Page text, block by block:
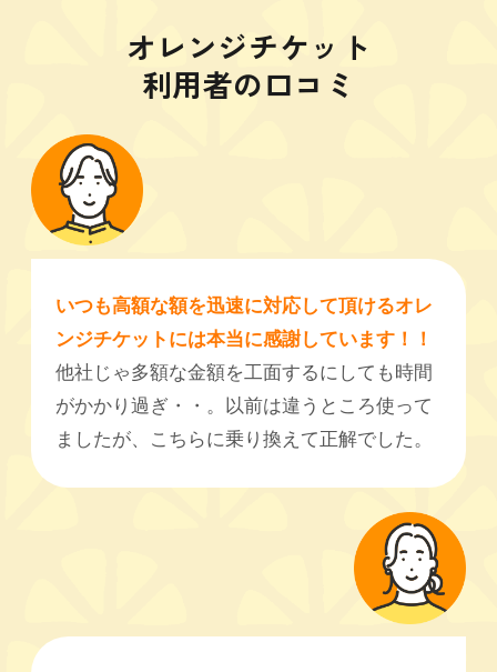
オレンジチケット
利用者の口コミ
いつも高額な額を迅速に対応して頂けるオレ
ンジチケットには本当に感謝しています！！
他社じゃ多額な金額を工面するにしても時間
がかかり過ぎ・・。以前は違うところ使って
ましたが、こちらに乗り換えて正解でした。